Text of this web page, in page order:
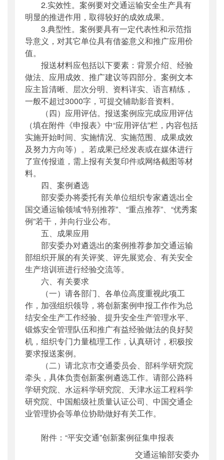
2.实效性。案例要对交通运输安全生产具有
明显的推进作用，取得较好的成效成果。
3.典型性。案例要具有一定代表性和示范指
导意义，对其它单位具有借鉴意义和推广应用价
值。
报送材料应包括以下要素：背景介绍、经验
做法、应用成效、推广建议等四部分。案例文本
应主旨清晰、层次分明、资料详实、语言精练，
一般不超过3000字，可提交辅助影音资料。
（四）应用评估。报送案例应完成应用评估
（填在附件《申报表》中“应用评估”栏，内容包括
实施开始时间、实施情况、实施范围、成果成效
及努力方向等）。若成果已经发表或在媒体进行
了宣传报道，需上报有关复印件或网络截图等材
料。
四、案例遴选
部安委办将委托有关单位组织专家遴选出全
国交通运输领域“特别推荐”、“重点推荐”、“优秀案
例”若干，并向行业公布。
五、成果应用
部安委办对遴选出的案例推荐参加交通运输
部组织开展的有关评奖、评先展览会、有关安全
生产培训班进行经验交流等。
六、有关要求
（一）请各部门、各单位高度重视此项工
作，加强组织领导，将创新案例申报工作作为总
结安全生产工作经验、提升安全生产管理水平、
锻炼安全管理队伍和推广有益经验做法的良好契
机，组织专门力量梳理工作，认真研讨，积极按
要求报送案例。
（二）请北京市交通委员会、部科学研究院
牵头，具体负责创新案例遴选工作。请部公路科
学研究院、水运科学研究院、天津水运工程科学
研究院、中国船级社质量认证公司、中国交通企
业管理协会等单位协助做好有关工作。
附件：“平安交通”创新案例征集申报表
交通运输部安委办